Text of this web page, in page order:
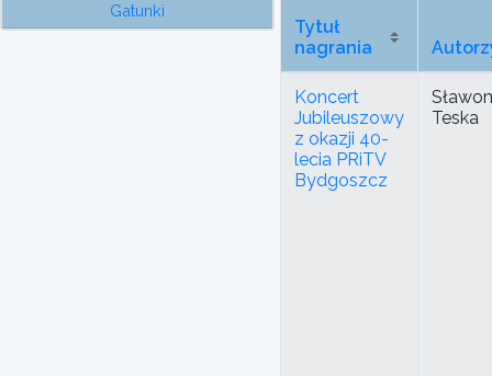
Gatunki
Tytuł
nagrania
Koncert
Jubileuszowy
z okazji 40-
lecia PRiTV
Bydgoszcz
Teska